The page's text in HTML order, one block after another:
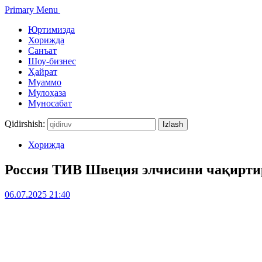
Primary Menu
Юртимизда
Хорижда
Санъат
Шоу-бизнес
Ҳайрат
Муаммо
Мулоҳаза
Муносабат
Qidirshish:
Хорижда
Россия ТИВ Швеция элчисини
06.07.2025 21:40